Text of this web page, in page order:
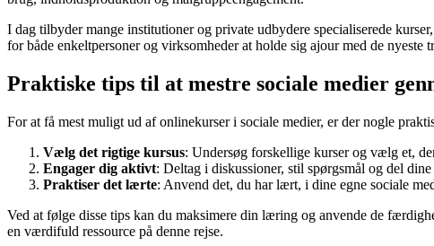
I dag tilbyder mange institutioner og private udbydere specialiserede
for både enkeltpersoner og virksomheder at holde sig ajour med de nyeste
Praktiske tips til at mestre sociale medier
For at få mest muligt ud af onlinekurser i sociale medier, er der nogle
Vælg det rigtige kursus: Undersøg forskellige kurser og vælg et,
Engager dig aktivt: Deltag i diskussioner, stil spørgsmål og del
Praktiser det lærte: Anvend det, du har lært, i dine egne sociale
Ved at følge disse tips kan du maksimere din læring og anvende de
en værdifuld ressource på denne rejse.